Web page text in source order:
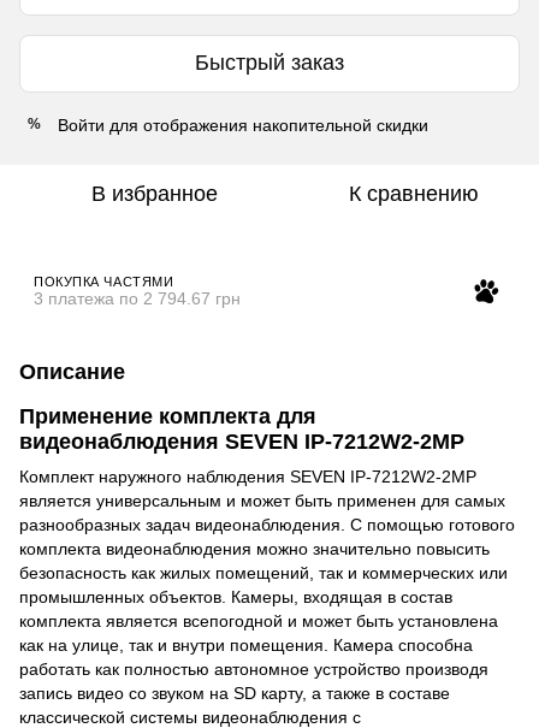
Быстрый заказ
% Войти для отображения накопительной скидки
В избранное К сравнению
ПОКУПКА ЧАСТЯМИ
3 платежа по 2 794.67 грн
Описание
Применение комплекта для
видеонаблюдения SEVEN IP-7212W2-2MP
Комплект наружного наблюдения SEVEN IP-7212W2-2MP
является универсальным и может быть применен для самых
разнообразных задач видеонаблюдения. С помощью готового
комплекта видеонаблюдения можно значительно повысить
безопасность как жилых помещений, так и коммерческих или
промышленных объектов. Камеры, входящая в состав
комплекта является всепогодной и может быть установлена
как на улице, так и внутри помещения. Камера способна
работать как полностью автономное устройство производя
запись видео со звуком на SD карту, а также в составе
классической системы видеонаблюдения с